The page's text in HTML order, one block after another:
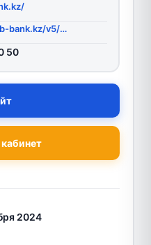
https://online.vtb-bank.kz/v5/cgi/bsi.dll?T=RT_2Auth.BF
50
2024